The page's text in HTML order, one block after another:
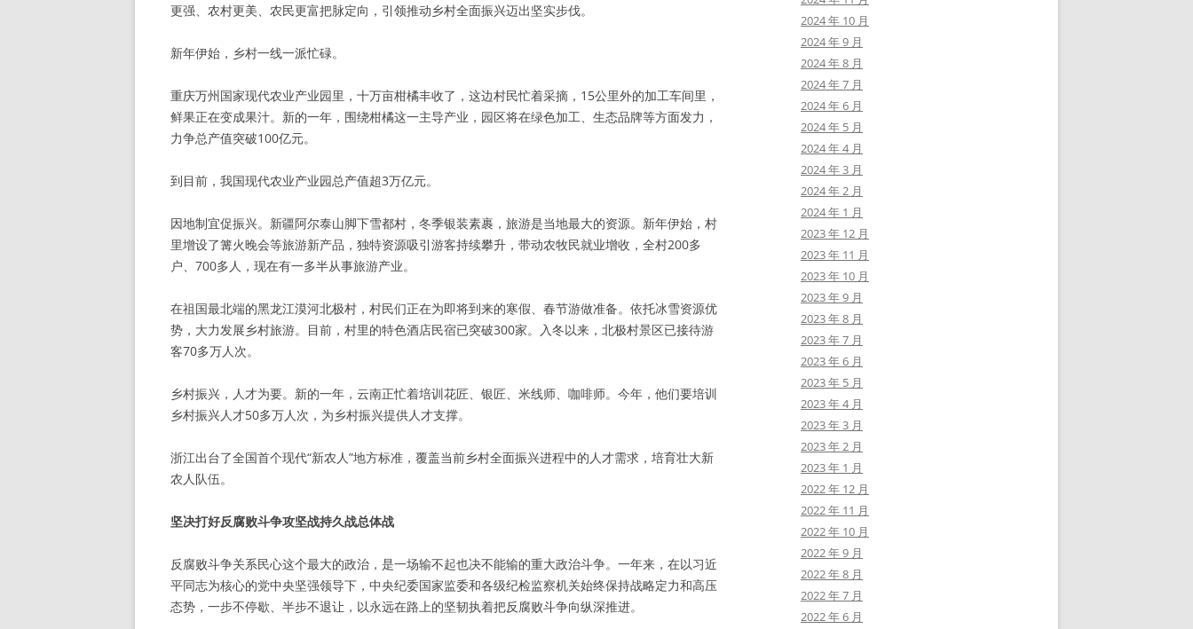
更强、农村更美、农民更富把脉定向，引领推动乡村全面振兴迈出坚实步伐。
新年伊始，乡村一线一派忙碌。
重庆万州国家现代农业产业园里，十万亩柑橘丰收了，这边村民忙着采摘，15公里外的加工车间里，
鲜果正在变成果汁。新的一年，围绕柑橘这一主导产业，园区将在绿色加工、生态品牌等方面发力，
力争总产值突破100亿元。
到目前，我国现代农业产业园总产值超3万亿元。
因地制宜促振兴。新疆阿尔泰山脚下雪都村，冬季银装素裹，旅游是当地最大的资源。新年伊始，村
里增设了篝火晚会等旅游新产品，独特资源吸引游客持续攀升，带动农牧民就业增收，全村200多
户、700多人，现在有一多半从事旅游产业。
在祖国最北端的黑龙江漠河北极村，村民们正在为即将到来的寒假、春节游做准备。依托冰雪资源优
势，大力发展乡村旅游。目前，村里的特色酒店民宿已突破300家。入冬以来，北极村景区已接待游
客70多万人次。
乡村振兴，人才为要。新的一年，云南正忙着培训花匠、银匠、米线师、咖啡师。今年，他们要培训
乡村振兴人才50多万人次，为乡村振兴提供人才支撑。
浙江出台了全国首个现代“新农人”地方标准，覆盖当前乡村全面振兴进程中的人才需求，培育壮大新
农人队伍。
坚决打好反腐败斗争攻坚战持久战总体战
反腐败斗争关系民心这个最大的政治，是一场输不起也决不能输的重大政治斗争。一年来，在以习近
平同志为核心的党中央坚强领导下，中央纪委国家监委和各级纪检监察机关始终保持战略定力和高压
态势，一步不停歇、半步不退让，以永远在路上的坚韧执着把反腐败斗争向纵深推进。
2024 年 10 月
2024 年 9 月
2024 年 8 月
2024 年 7 月
2024 年 6 月
2024 年 5 月
2024 年 4 月
2024 年 3 月
2024 年 2 月
2024 年 1 月
2023 年 12 月
2023 年 11 月
2023 年 10 月
2023 年 9 月
2023 年 8 月
2023 年 7 月
2023 年 6 月
2023 年 5 月
2023 年 4 月
2023 年 3 月
2023 年 2 月
2023 年 1 月
2022 年 12 月
2022 年 11 月
2022 年 10 月
2022 年 9 月
2022 年 8 月
2022 年 7 月
2022 年 6 月